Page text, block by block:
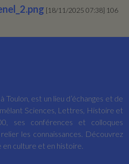
[18/11/2025 07:38] 106
Toulon, est un lieu d’échanges et de
Sciences, Lettres, Histoire et
ses conférences et colloques
les connaissances. Découvrez
culture et en histoire.